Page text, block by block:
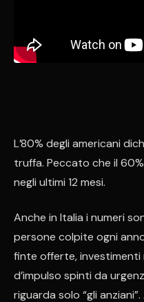
L’80% degli americani
truffa. Peccato che il
negli ultimi 12 mesi.
Anche in Italia i numeri
persone colpite ogni
finte offerte, investimenti
d’impulso spinti da
riguarda solo “gli